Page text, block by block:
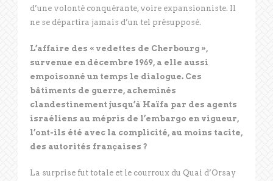
d’une volonté conquérante, voire expansionniste. Il
ne se départira jamais d’un tel présupposé.
L’affaire des « vedettes de Cherbourg »,
survenue en décembre 1969, a elle aussi
empoisonné un temps le dialogue. Ces
bâtiments de guerre, acheminés
clandestinement jusqu’à Haïfa par des agents
israéliens au mépris de l’embargo en vigueur,
l’ont-ils été avec la complicité, au moins tacite,
des autorités françaises ?
La surprise fut totale et le courroux du Quai d’Orsay